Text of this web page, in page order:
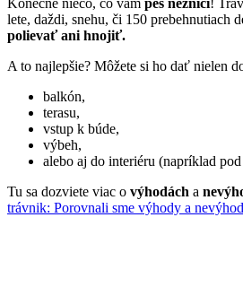
lete, daždi, snehu, či 150 prebehnutiach
polievať ani hnojiť.
A to najlepšie? Môžete si ho dať nielen
balkón,
terasu,
vstup k búde,
výbeh,
alebo aj do interiéru (napríklad
Tu sa dozviete viac o výhodách a
trávnik: Porovnali sme výhody a